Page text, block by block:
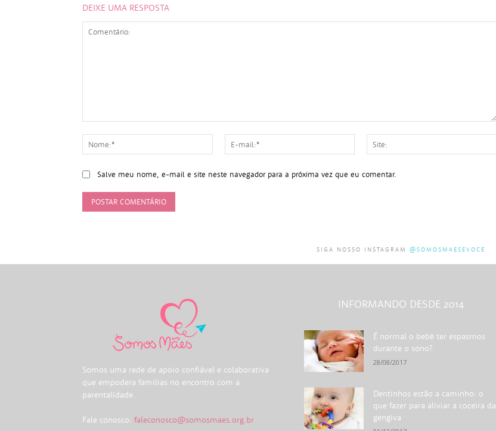
DEIXE UMA RESPOSTA
Nome:*
mail:*
Salve meu nome, e-mail e site neste navegador para a próxima vez que eu comentar.
SIGA NOSSO INSTAGRAM @SOMOSMAESEVOCE
Somos uma rede de apoio confiável e colaborativa
que empodera famílias no encontro com a
parentalidade.
Fale conosco: faleconosco@somosmaes.org.br
INFORMANDO DESDE 2014
É normal o bebê ter espasmos
durante o sono?
28/08/2017
Dentinhos estão a caminho: o
que fazer para aliviar a coceira da
gengiva